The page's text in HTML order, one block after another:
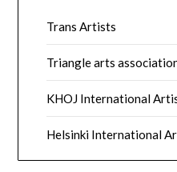
Trans Artists
Triangle arts
KHOJ International
Helsinki International